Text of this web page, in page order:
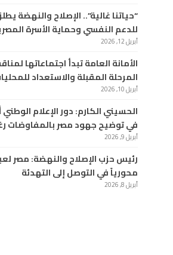
“حياتنا غالية”.. الإصلاح والنهضة
للدعم النفسي وحماية الأسرة
أبريل 12, 2026
الأمانة العامة تبدأ اجتماعاتها
المرحلة المقبلة والاستعداد
أبريل 10, 2026
الحسيني الكارم: دور الإعلام
في توضيح جهود مصر بالمفاوضات
أبريل 9, 2026
رئيس حزب الإصلاح والنهضة: مصر
محورياً في التوصل إلى التهدئة
أبريل 8, 2026